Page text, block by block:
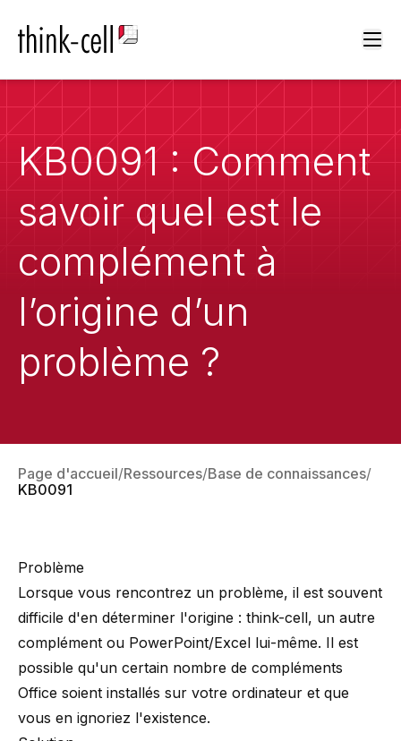
KB0091 : Comment
savoir quel est le
complément à
l’origine d’un
problème ?
Page d'accueil Ressources Base de connaissances
KB0091
Problème
Lorsque vous rencontrez un problème, il est souvent
difficile d'en déterminer l'origine : think-cell, un autre
complément ou PowerPoint/Excel lui-même. Il est
possible qu'un certain nombre de compléments
Office soient installés sur votre ordinateur et que
vous en ignoriez l'existence.